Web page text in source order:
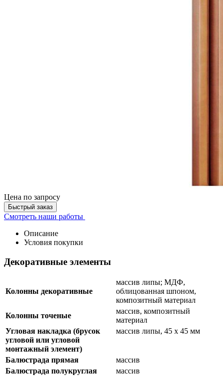
Цена по запросу
Быстрый заказ
Смотреть наши работы
Описание
Условия покупки
Декоративные элементы
Колонны декоративные
массив липы; МДФ,
облицованная шпоном,
композитный материал
Колонны точеные
массив, композитный
материал
Угловая накладка (брусок
угловой или угловой
монтажный элемент)
массив липы, 45 х 45 мм
Балюстрада прямая
массив
Балюстрада полукруглая
массив